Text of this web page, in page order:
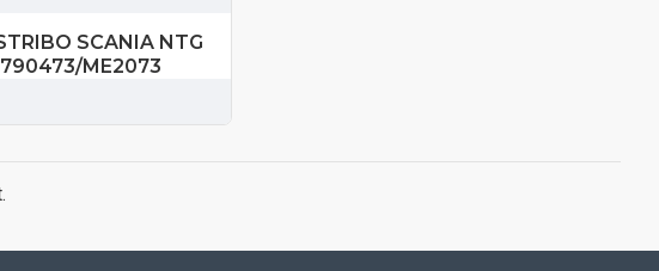
SCANIA NTG
ME2073